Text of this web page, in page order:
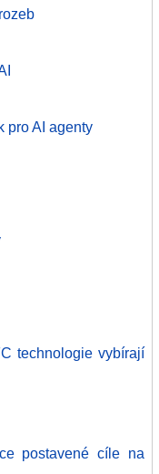
pro AI agenty
technologie vybírají
postavené cíle na